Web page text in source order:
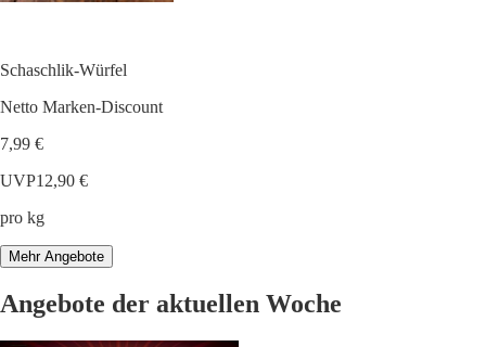
Schaschlik-Würfel
Netto Marken-Discount
7,99 €
UVP12,90 €
pro kg
Mehr Angebote
Angebote der aktuellen Woche